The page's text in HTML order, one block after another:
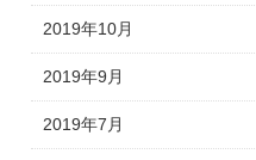
2019年10月
2019年9月
2019年7月